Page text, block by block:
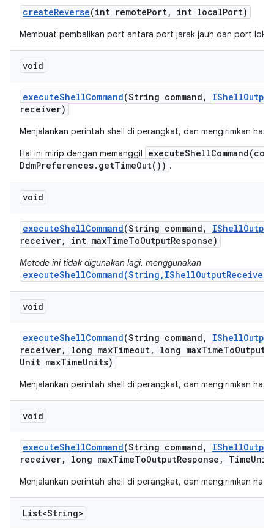
createReverse(int remotePort, int localPort)
Membuat pembalikan port antara port jarak jauh dan port
void
executeShellCommand(String command , IShellOutput
receiver)
Menjalankan perintah shell di perangkat, dan mengirimkan
Hal ini mirip dengan memanggil
DdmPreferences.getTimeOut()) .
void
executeShellCommand(String command , IShellOutput
receiver, int maxTimeToOutputResponse)
Metode ini tidak digunakan lagi. menggunakan
void
executeShellCommand(String command , IShellOutput
receiver, long maxTimeout, long maxTimeToOutput
Unit maxTimeUnits)
Menjalankan perintah shell di perangkat, dan mengirimkan
void
executeShellCommand(String command , IShellOutput
receiver, long maxTimeToOutputResponse , TimeUnit
Menjalankan perintah shell di perangkat, dan mengirimkan
List<String>